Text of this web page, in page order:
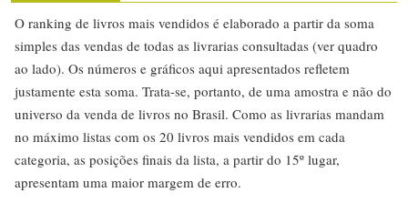
O ranking de livros mais vendidos é elaborado a partir da soma
simples das vendas de todas as livrarias consultadas (ver quadro
ao lado). Os números e gráficos aqui apresentados refletem
justamente esta soma. Trata-se, portanto, de uma amostra e não do
universo da venda de livros no Brasil. Como as livrarias mandam
no máximo listas com os 20 livros mais vendidos em cada
categoria, as posições finais da lista, a partir do 15º lugar,
apresentam uma maior margem de erro.